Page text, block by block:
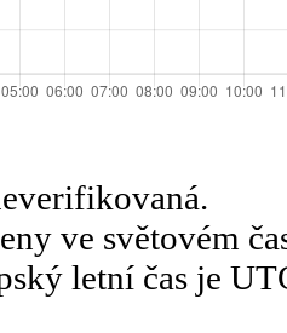
ve světovém
letní čas je